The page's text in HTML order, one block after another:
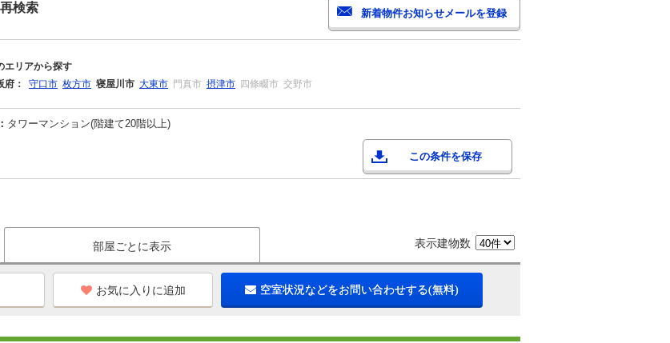
検索
エリアから探す
：
守口市 枚方市 寝屋川市 大東市 門真市 摂津市 四條畷市 交野市
タワーマンション(階建て20階以上)
この条件を保存
部屋ごとに表示 表示建物数
お気に入りに追加 空室状況などをお問い合わせする(無料)